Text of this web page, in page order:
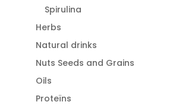
Spirulina
Herbs
Natural drinks
Nuts Seeds and Grains
Oils
Proteïns